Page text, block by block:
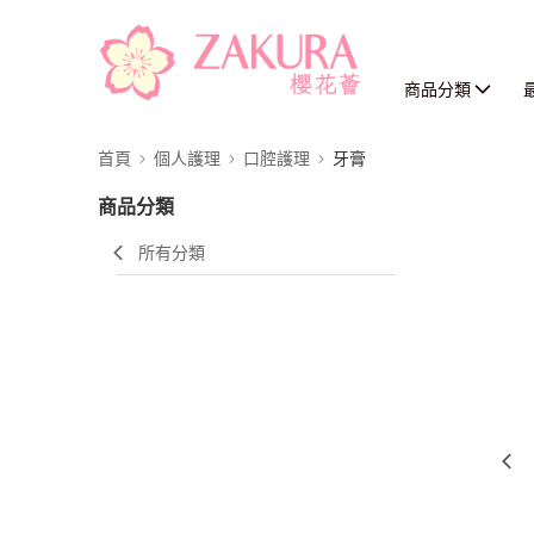
商品分類
首頁 個人護理 口腔護理 牙膏
商品分類
所有分類